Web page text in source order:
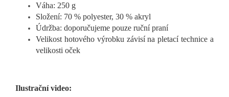
Váha: 250 g
Složení: 70 % polyester, 30 % akryl
Údržba: doporučujeme pouze ruční praní
Velikost hotového výrobku závisí na pletací technice a
velikosti oček
Ilustrační video: